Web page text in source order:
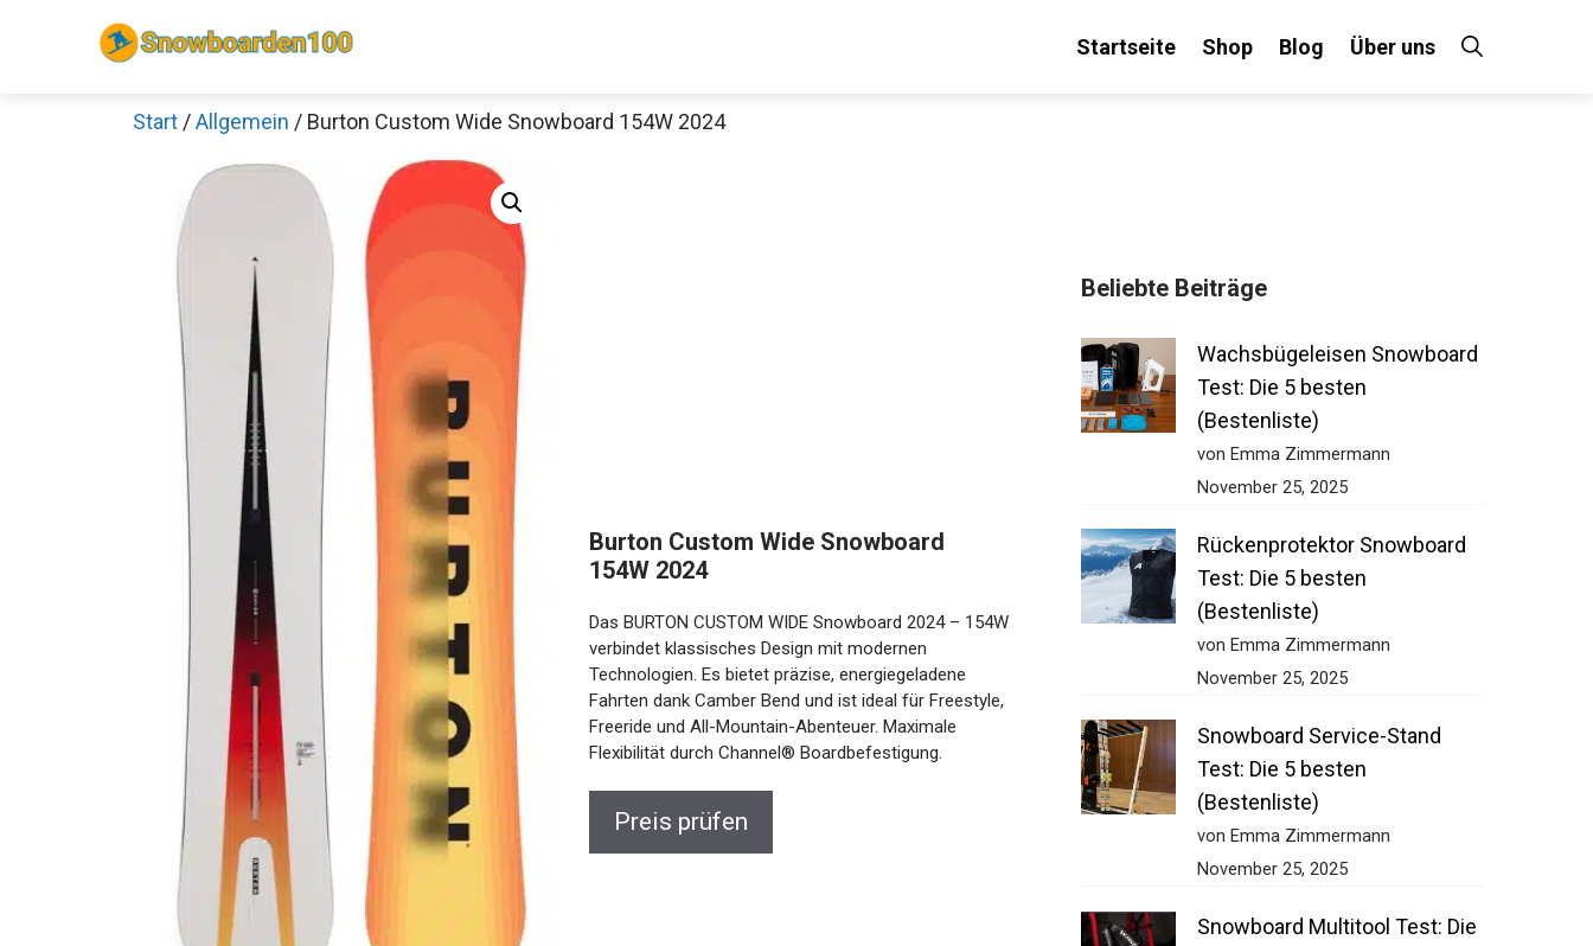
Startseite Shop Blog Über uns
Start /Allgemein / Burton Custom Wide Snowboard 154W 2024
Burton Custom Wide Snowboard
154W 2024
Das BURTON CUSTOM WIDE Snowboard 2024 –
154W verbindet klassisches Design mit modernen
Technologien. Es bietet präzise, energiegeladene
Fahrten dank Camber Bend und ist ideal für Freestyle,
Freeride und All-Mountain-Abenteuer. Maximale
Flexibilität durch Channel® Boardbefestigung.
Preis prüfen
Beliebte Beiträge
Wachsbügeleisen Snowboard
Test: Die 5 besten
(Bestenliste)
von Emma Zimmermann
November 25, 2025
Rückenprotektor Snowboard
Test: Die 5 besten
(Bestenliste)
von Emma Zimmermann
November 25, 2025
Snowboard Service-Stand
Test: Die 5 besten
(Bestenliste)
von Emma Zimmermann
November 25, 2025
Snowboard Multitool Test: Die
Schaue dir jetzt die meistverkauften Produkte im Sale bei Decathlon an!